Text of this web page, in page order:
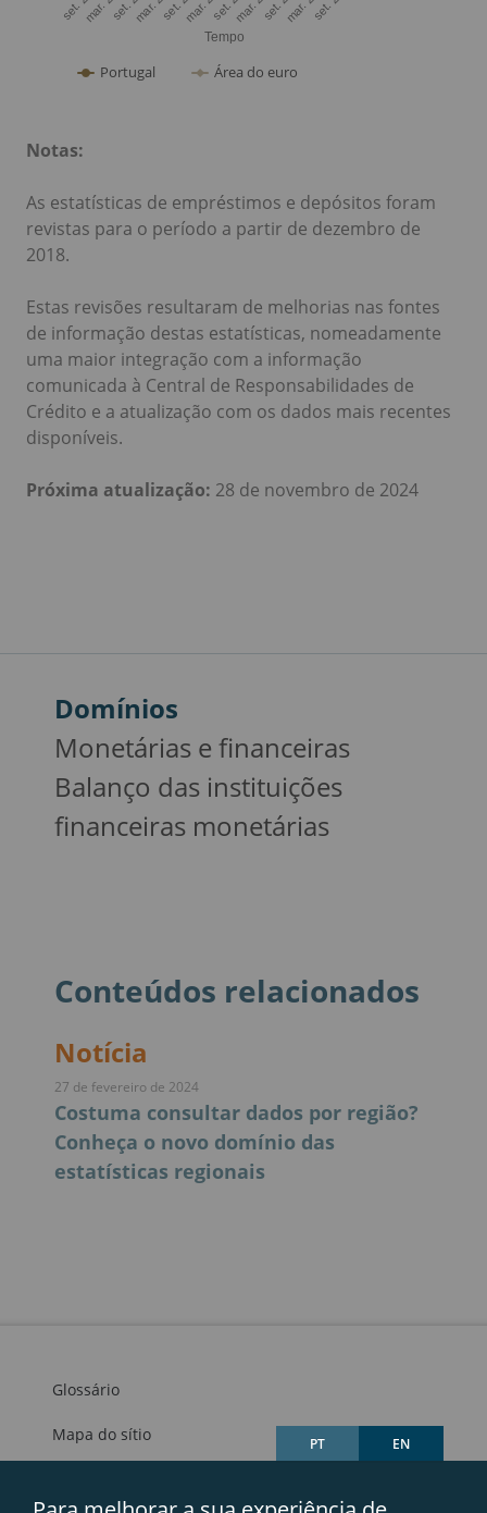
PT EN
Notas:
As estatísticas de empréstimos e depósitos foram
revistas para o período a partir de dezembro de
2018.
Estas revisões resultaram de melhorias nas fontes
de informação destas estatísticas, nomeadamente
uma maior integração com a informação
comunicada à Central de Responsabilidades de
Crédito e a atualização com os dados mais recentes
disponíveis.
Próxima atualização: 28 de novembro de 2024
Domínios
Monetárias e financeiras
Balanço das instituições
financeiras monetárias
Conteúdos relacionados
Notícia
27 de fevereiro de 2024
Costuma consultar dados por região?
Conheça o novo domínio das
estatísticas regionais
Glossário
Mapa do sítio